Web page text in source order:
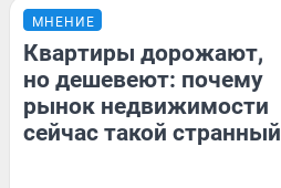
МНЕНИЕ
Квартиры дорожают,
но дешевеют: почему
рынок недвижимости
сейчас такой странный